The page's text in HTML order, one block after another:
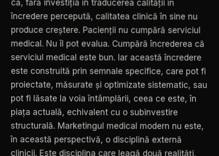
că, fără investiția în traducerea calității în
încredere percepută, calitatea clinică în sine nu
produce creștere. Pacienții nu cumpără serviciul
medical. Nu îl pot evalua. Cumpără încrederea că
serviciul medical este bun. Iar această încredere
este construită prin semnale specifice, care pot fi
proiectate, măsurate și optimizate sistematic, sau
pot fi lăsate la voia întâmplării, ceea ce este, în
piața actuală, echivalent cu o subinvestire
structurală. Marketingul medical modern nu este,
în această perspectivă, o disciplină externă
clinicii. Este disciplina care leagă două realități,